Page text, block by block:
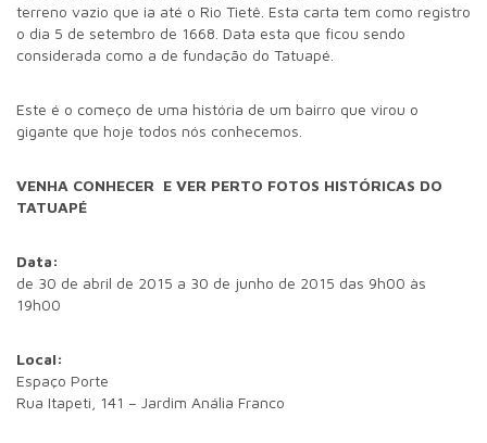
terreno vazio que ia até o Rio Tietê. Esta carta tem como registro
o dia 5 de setembro de 1668. Data esta que ficou sendo
considerada como a de fundação do Tatuapé.
Este é o começo de uma história de um bairro que virou o
gigante que hoje todos nós conhecemos.
VENHA CONHECER E VER PERTO FOTOS HISTÓRICAS DO
TATUAPÉ
Data:
de 30 de abril de 2015 a 30 de junho de 2015 das 9h00 às
19h00
Local:
Espaço Porte
Rua Itapeti, 141 – Jardim Anália Franco